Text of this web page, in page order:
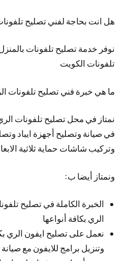
هل انت بحاجة لفني تصليح
نوفر خدمة تصليح تلفونات
تلفونات الكويت
ما هي خبرة فني تصليح تلفونات
نمتاز في محل تصليح تلفونات الري
في صيانة وتصليح أجهزة ايباد
وتركيب شاشات حماية ثلاثية
ونمتاز أيضا ب:
الخبرة الكاملة في تصليح
الري بكافة أنواعها
نعمل على تصليح ايفون الري
وتنزيل برامج للايفون مع